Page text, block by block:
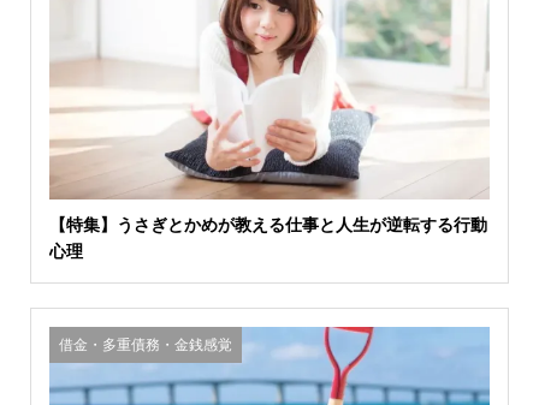
【特集】うさぎとかめが教える仕事と人生が逆転する行動
心理
借金・多重債務・金銭感覚